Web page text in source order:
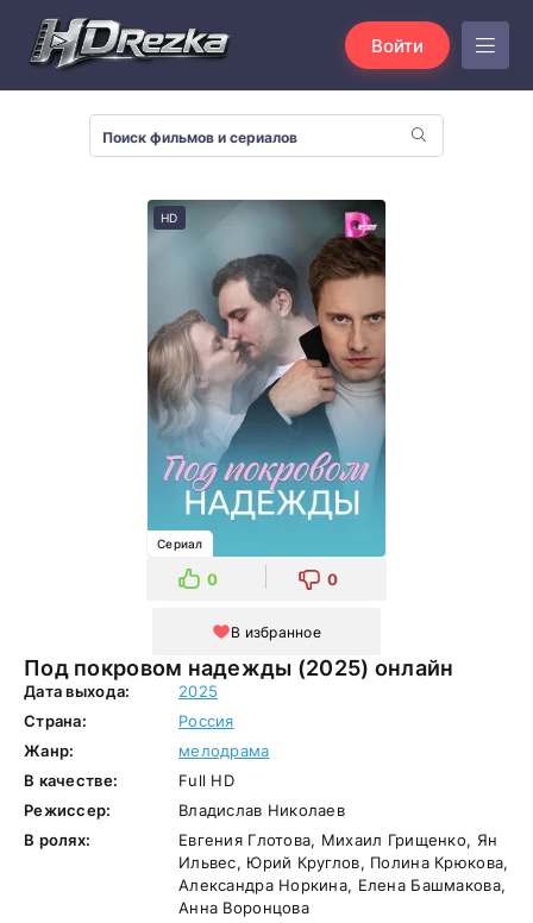
Войти
Под покровом надежды (2025) онлайн
HD
Сериал
0 0
В избранное
Дата выхода:
2025
Страна:
Россия
Жанр:
мелодрама
В качестве:
Full HD
Режиссер:
Владислав Николаев
В ролях:
Евгения Глотова, Михаил Грищенко, Ян
Ильвес, Юрий Круглов, Полина Крюкова,
Александра Норкина, Елена Башмакова,
Анна Воронцова